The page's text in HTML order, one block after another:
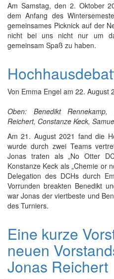
Am Samstag, den 2. Oktober
dem Anfang des
gemeinsames Picknick auf der
nicht bei uns nicht nur um
gemeinsam Spaß zu haben.
Von Emma Engel am 22. August
Oben: Benedikt
Reichert, Constanze Keck,
Am 21. August 2021 fand die
wurde durch zwei Teams
Jonas traten als „No Otter
Konstanze Keck als „Chemie or
Delegation des DCHs durch
Vorrunden breakten Benedikt
war Jonas der viertbeste und
des Turniers.
Eine kurze
neuen
Jonas Reichert